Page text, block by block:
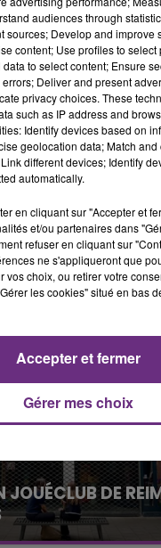
NUCLÉAIRE DE
L'ARRÊT
est à l'arrêt.
sécheresse intense
JOUÉCLUB DE
institutions du
audiences through
sources; Develop and improve
content; Use profiles to select
to select content; Ensure
Deliver and present
privacy choices. These
such as IP address and
Identify devices based on
geolocation data; Match
different devices; Identify
automatically.
en cliquant sur "Accepter et
et/ou partenaires dans
refuser en cliquant sur
ne s'appliqueront que
vos choix, ou retirer votre
les cookies" situé en bas
Gérer mes choix
Accepter et fermer